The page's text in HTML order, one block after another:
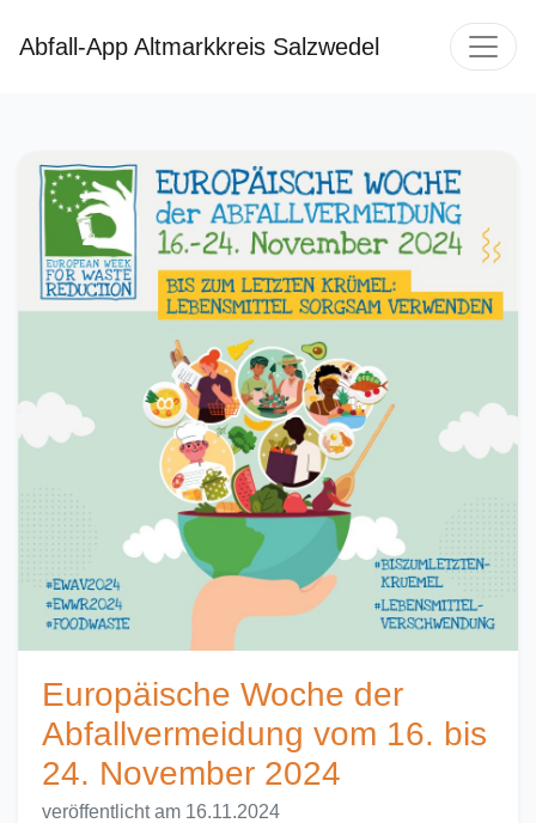
Abfall-App Altmarkkreis Salzwedel
Europäische Woche der
Abfallvermeidung vom 16. bis
24. November 2024
veröffentlicht am 16.11.2024